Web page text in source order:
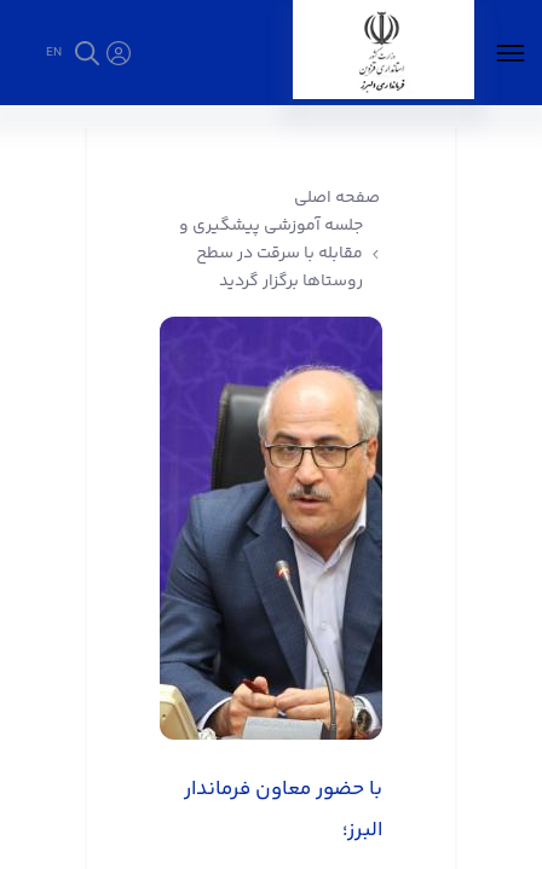
EN
صفحه اصلی
جلسه آموزشی پیشگیری و
مقابله با سرقت در سطح
روستاها برگزار گردید
با حضور معاون فرماندار
البرز؛